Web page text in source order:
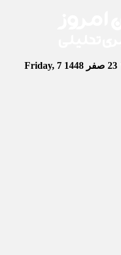
23 صفر 1448
Friday, 7